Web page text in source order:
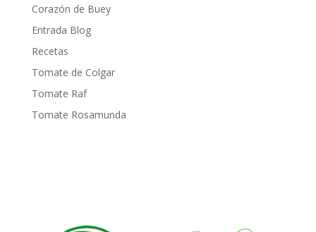
Corazón de Buey
Entrada Blog
Recetas
Tomate de Colgar
Tomate Raf
Tomate Rosamunda